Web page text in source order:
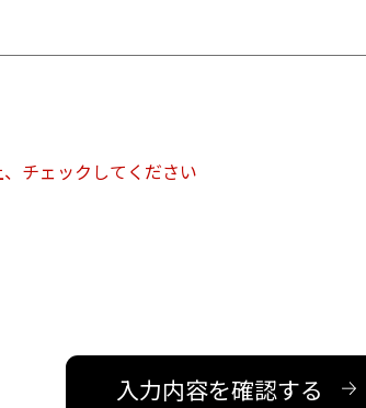
チェックしてください